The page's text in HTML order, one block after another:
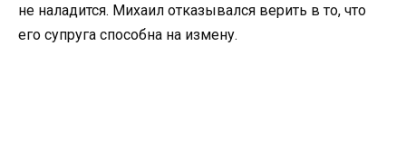
не наладится. Михаил отказывался верить в то, что
его супруга способна на измену.